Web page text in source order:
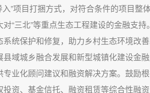
入”项目打捆方式，对符合条件的项目
“三北”等重点生态工程建设的金融支
系统保护和修复，助力乡村生态环境改
城乡融合发展和新型城镇化建设金
专业化顾问建议和融资解决方案。鼓励
投资、基金信托、融资租赁等综合性融